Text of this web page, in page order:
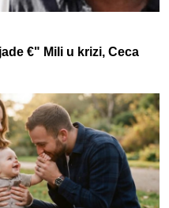
€" Mili u krizi, Ceca